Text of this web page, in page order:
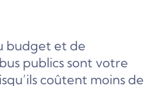
budget et de
publics sont votre
coûtent moins de